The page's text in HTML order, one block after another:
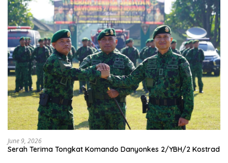
June 9, 2026
Serah Terima Tongkat Komando Danyonkes 2/YBH/2 Kostrad